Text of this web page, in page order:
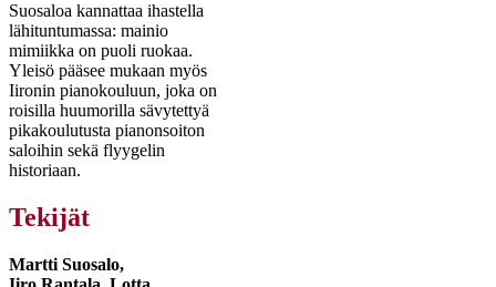
Suosaloa kannattaa ihastella
lähituntumassa: mainio
mimiikka on puoli ruokaa.
Yleisö pääsee mukaan myös
Iironin pianokouluun, joka on
roisilla huumorilla sävytettyä
pikakoulutusta pianonsoiton
saloihin sekä flyygelin
historiaan.
Tekijät
Martti Suosalo,